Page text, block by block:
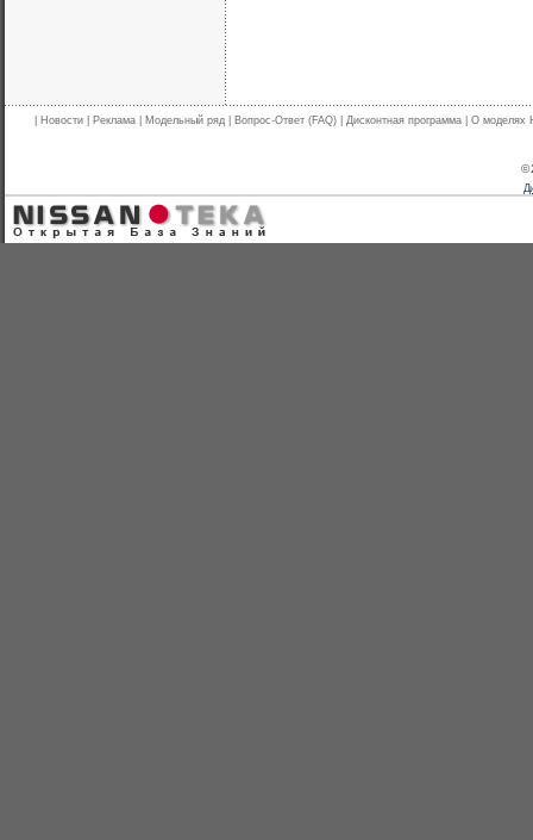
Новости Реклама Модельный ряд Вопрос-Ответ (FAQ) Дисконтная программа О моделях
©